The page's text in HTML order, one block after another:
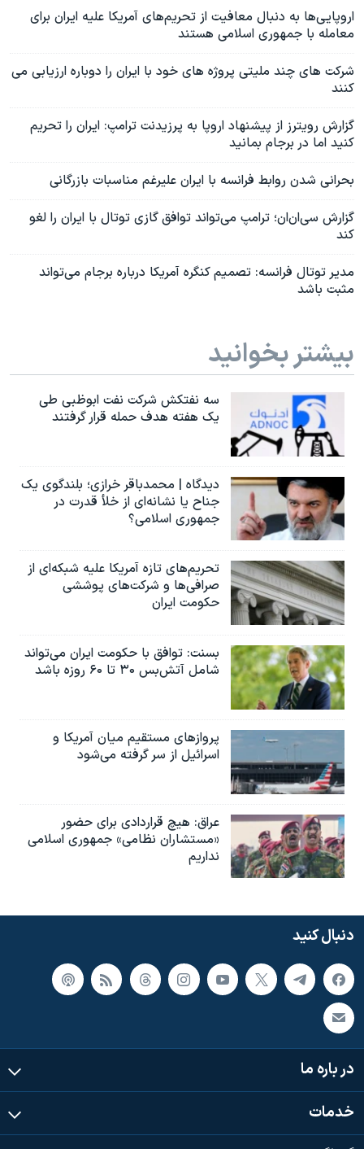
اروپایی‌ها به دنبال معافیت از تحریم‌های آمریکا علیه ایران برای
معامله با جمهوری اسلامی هستند
شرکت های چند ملیتی پروژه های خود با ایران را دوباره ارزیابی می
کنند
گزارش رویترز از پیشنهاد اروپا به پرزیدنت ترامپ: ایران را تحریم
کنید اما در برجام بمانید
بحرانى شدن روابط فرانسه با ايران علیرغم مناسبات بازرگانی
گزارش سی‌ان‌ان؛ ترامپ می‌تواند توافق گازی توتال با ایران را لغو
کند
مدیر توتال فرانسه: تصمیم کنگره آمریکا درباره برجام می‌تواند
مثبت باشد
بیشتر بخوانید
سه نفتکش شرکت نفت ابوظبی طی
یک هفته هدف حمله قرار گرفتند
دیدگاه | محمدباقر خرازی؛ بلندگوی یک
جناح یا نشانه‌ای از خلأ قدرت در
جمهوری اسلامی؟
تحریم‌های تازه آمریکا علیه شبکه‌ای از
صرافی‌ها و شرکت‌های پوششی
حکومت ایران
بسنت: توافق با حکومت ایران می‌تواند
شامل آتش‌بس ۳۰ تا ۶۰ روزه باشد
پروازهای مستقیم میان آمریکا و
اسرائیل از سر گرفته می‌شود
عراق: هیچ قراردادی برای حضور
«مستشاران نظامی» جمهوری اسلامی
نداریم
دنبال کنید
در باره ما
خدمات